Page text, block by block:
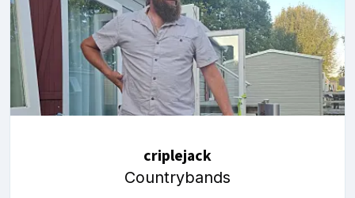
criplejack
Countrybands